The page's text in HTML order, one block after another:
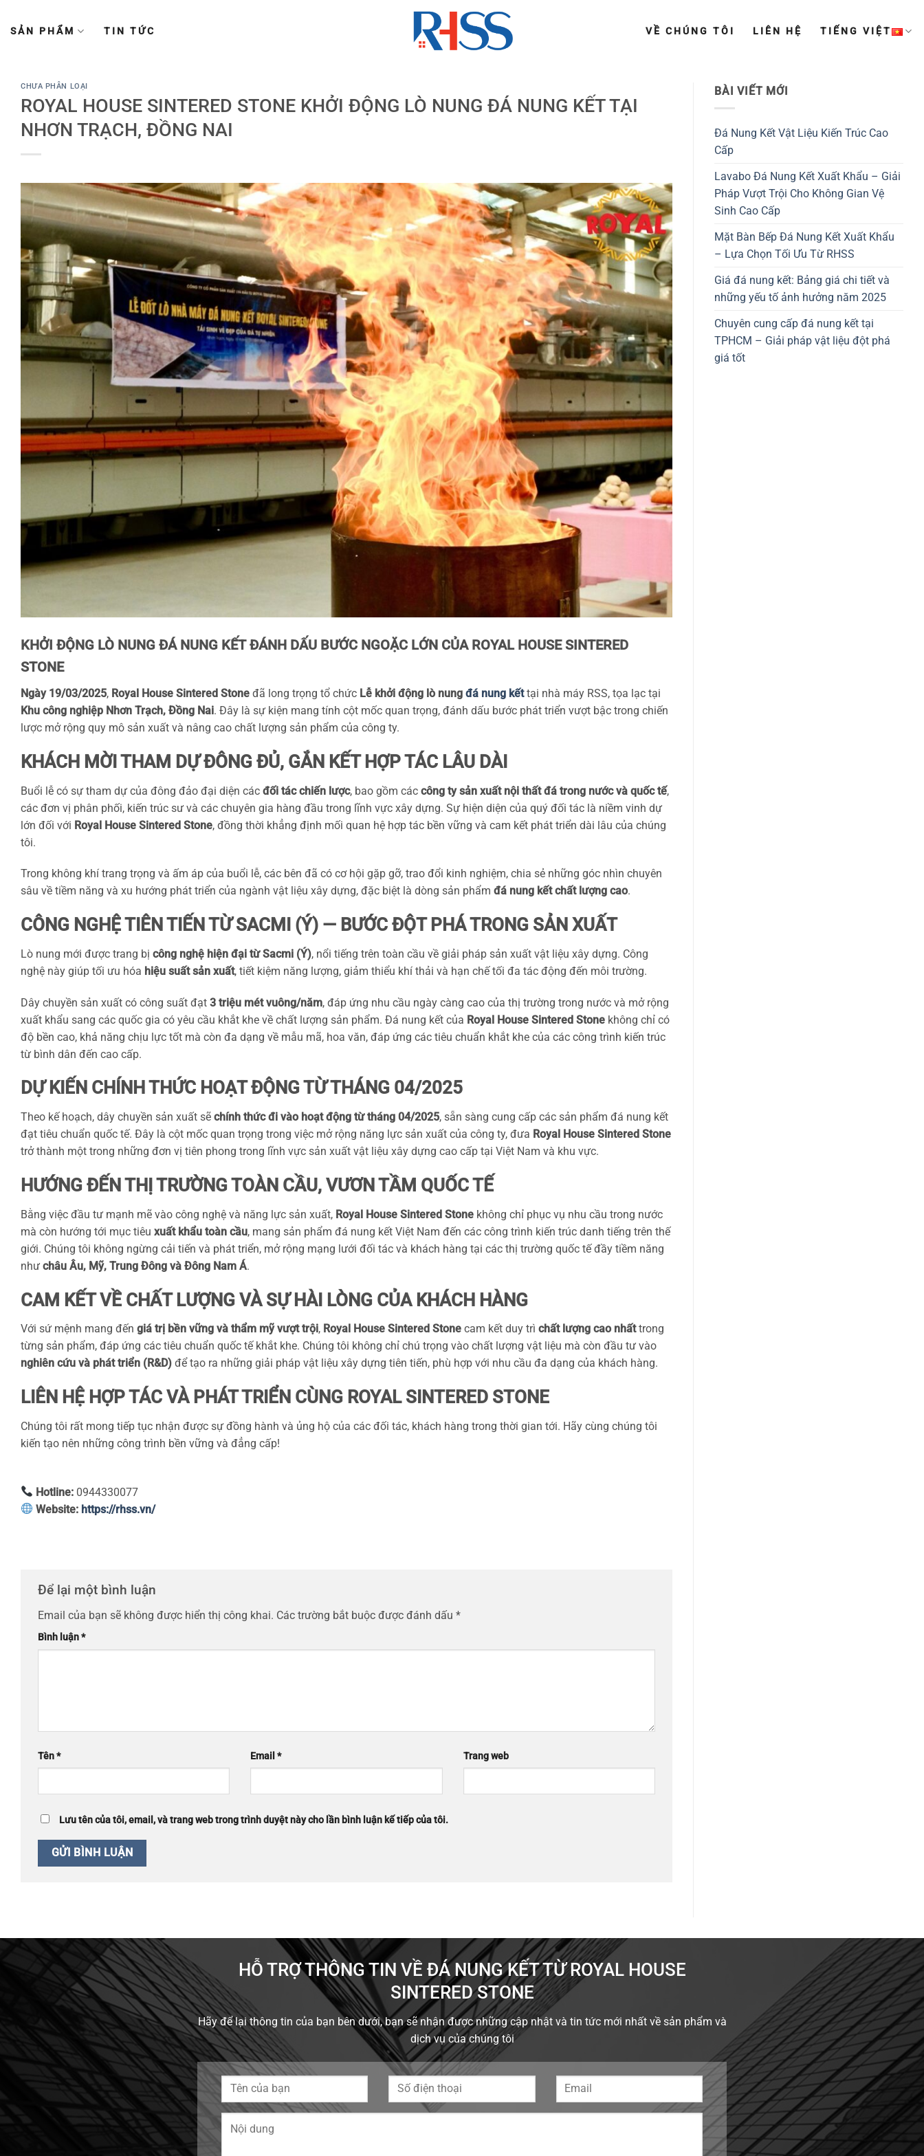
đếnSẢN PHẨM TIN TỨC VỀ CHÚNG TÔI LIÊN HỆ TIẾNG VIỆT
CHƯA PHÂN LOẠI
ROYAL HOUSE SINTERED STONE KHỞI ĐỘNG LÒ NUNG ĐÁ NUNG KẾT TẠI
NHƠN TRẠCH, ĐỒNG NAI
KHỞI ĐỘNG LÒ NUNG ĐÁ NUNG KẾT ĐÁNH DẤU BƯỚC NGOẶC LỚN CỦA ROYAL HOUSE SINTERED
STONE
Ngày 19/03/2025, Royal House Sintered Stone đã long trọng tổ chức Lễ khởi động lò nung đá nung kếttại nhà máy RSS, tọa lạc tại
Khu công nghiệp Nhơn Trạch, Đồng Nai. Đây là sự kiện mang tính cột mốc quan trọng, đánh dấu bước phát triển vượt bậc trong chiến
lược mở rộng quy mô sản xuất và nâng cao chất lượng sản phẩm của công ty.
KHÁCH MỜI THAM DỰ ĐÔNG ĐỦ, GẮN KẾT HỢP TÁC LÂU DÀI
Buổi lễ có sự tham dự của đông đảo đại diện các đối tác chiến lược, bao gồm các công ty sản xuất nội thất đá trong nước và quốc tế,
các đơn vị phân phối, kiến trúc sư và các chuyên gia hàng đầu trong lĩnh vực xây dựng. Sự hiện diện của quý đối tác là niềm vinh dự
lớn đối với Royal House Sintered Stone, đồng thời khẳng định mối quan hệ hợp tác bền vững và cam kết phát triển dài lâu của chúng
tôi.
Trong không khí trang trọng và ấm áp của buổi lễ, các bên đã có cơ hội gặp gỡ, trao đổi kinh nghiệm, chia sẻ những góc nhìn chuyên
sâu về tiềm năng và xu hướng phát triển của ngành vật liệu xây dựng, đặc biệt là dòng sản phẩm đá nung kết chất lượng cao.
CÔNG NGHỆ TIÊN TIẾN TỪ SACMI (Ý) — BƯỚC ĐỘT PHÁ TRONG SẢN XUẤT
Lò nung mới được trang bị công nghệ hiện đại từ Sacmi (Ý), nổi tiếng trên toàn cầu về giải pháp sản xuất vật liệu xây dựng. Công
nghệ này giúp tối ưu hóa hiệu suất sản xuất, tiết kiệm năng lượng, giảm thiểu khí thải và hạn chế tối đa tác động đến môi trường.
Dây chuyền sản xuất có công suất đạt 3 triệu mét vuông/năm, đáp ứng nhu cầu ngày càng cao của thị trường trong nước và mở rộng
xuất khẩu sang các quốc gia có yêu cầu khắt khe về chất lượng sản phẩm. Đá nung kết của Royal House Sintered Stone không chỉ có
độ bền cao, khả năng chịu lực tốt mà còn đa dạng về mẫu mã, hoa văn, đáp ứng các tiêu chuẩn khắt khe của các công trình kiến trúc
từ bình dân đến cao cấp.
DỰ KIẾN CHÍNH THỨC HOẠT ĐỘNG TỪ THÁNG 04/2025
Theo kế hoạch, dây chuyền sản xuất sẽ chính thức đi vào hoạt động từ tháng 04/2025, sẵn sàng cung cấp các sản phẩm đá nung kết
đạt tiêu chuẩn quốc tế. Đây là cột mốc quan trọng trong việc mở rộng năng lực sản xuất của công ty, đưa Royal House Sintered Stone
trở thành một trong những đơn vị tiên phong trong lĩnh vực sản xuất vật liệu xây dựng cao cấp tại Việt Nam và khu vực.
HƯỚNG ĐẾN THỊ TRƯỜNG TOÀN CẦU, VƯƠN TẦM QUỐC TẾ
Bằng việc đầu tư mạnh mẽ vào công nghệ và năng lực sản xuất, Royal House Sintered Stone không chỉ phục vụ nhu cầu trong nước
mà còn hướng tới mục tiêu xuất khẩu toàn cầu, mang sản phẩm đá nung kết Việt Nam đến các công trình kiến trúc danh tiếng trên thế
giới. Chúng tôi không ngừng cải tiến và phát triển, mở rộng mạng lưới đối tác và khách hàng tại các thị trường quốc tế đầy tiềm năng
như châu Âu, Mỹ, Trung Đông và Đông Nam Á.
CAM KẾT VỀ CHẤT LƯỢNG VÀ SỰ HÀI LÒNG CỦA KHÁCH HÀNG
Với sứ mệnh mang đến giá trị bền vững và thẩm mỹ vượt trội, Royal House Sintered Stone cam kết duy trì chất lượng cao nhấttrong
từng sản phẩm, đáp ứng các tiêu chuẩn quốc tế khắt khe. Chúng tôi không chỉ chú trọng vào chất lượng vật liệu mà còn đầu tư vào
nghiên cứu và phát triển (R&D) để tạo ra những giải pháp vật liệu xây dựng tiên tiến, phù hợp với nhu cầu đa dạng của khách hàng.
LIÊN HỆ HỢP TÁC VÀ PHÁT TRIỂN CÙNG ROYAL SINTERED STONE
Chúng tôi rất mong tiếp tục nhận được sự đồng hành và ủng hộ của các đối tác, khách hàng trong thời gian tới. Hãy cùng chúng tôi
kiến tạo nên những công trình bền vững và đẳng cấp!
Hotline: 0944330077
Website: https://rhss.vn/
Để lại một bình luận
Email của bạn sẽ không được hiển thị công khai. Các trường bắt buộc được đánh dấu *
Bình luận*
Tên* Email* Trang web
Lưu tên của tôi, email, và trang web trong trình duyệt này cho lần bình luận kế tiếp của tôi.
BÀI VIẾT MỚI
Đá Nung Kết Vật Liệu Kiến Trúc Cao
Cấp
Lavabo Đá Nung Kết Xuất Khẩu – Giải
Pháp Vượt Trội Cho Không Gian Vệ
Sinh Cao Cấp
Mặt Bàn Bếp Đá Nung Kết Xuất Khẩu
– Lựa Chọn Tối Ưu Từ RHSS
Giá đá nung kết: Bảng giá chi tiết và
những yếu tố ảnh hưởng năm 2025
Chuyên cung cấp đá nung kết tại
TPHCM – Giải pháp vật liệu đột phá
giá tốt
HỖ TRỢ THÔNG TIN VỀ ĐÁ NUNG KẾT TỪ ROYAL HOUSE
SINTERED STONE
Hãy để lại thông tin của bạn bên dưới, bạn sẽ nhận được những cập nhật và tin tức mới nhất về sản phẩm và
dịch vụ của chúng tôi